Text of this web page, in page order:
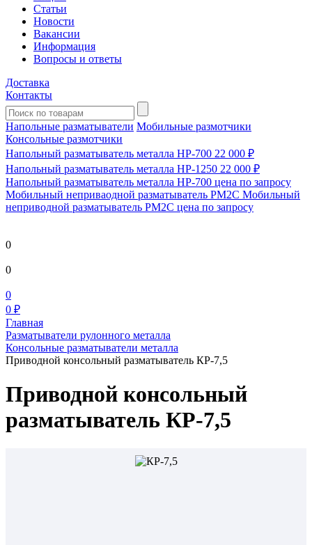
Статьи
Новости
Вакансии
Информация
Вопросы и ответы
Доставка
Контакты
Напольные разматыватели Мобильные размотчики
Консольные размотчики
Напольный разматыватель металла HP-700 22 000 ₽
Напольный разматыватель металла HP-1250 22 000 ₽
Напольный разматыватель металла HP-700 цена по запросу
Мобильный непривaодной разматыватель РМ2С Мобильный
неприводной разматыватель РМ2С цена по запросу
0
0
0
0 ₽
Главная
Разматыватели рулонного металла
Консольные разматыватели металла
Приводной консольный разматыватель КР-7,5
Приводной консольный
разматыватель КР-7,5